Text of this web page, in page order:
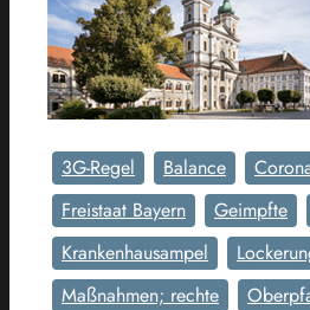
3G-Regel Balance
Freistaat Bayern
Geimpfte
Krankenhausampel
Maßnahmen; rechte